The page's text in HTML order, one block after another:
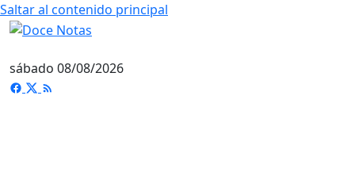
Saltar al contenido principal
sábado 08/08/2026